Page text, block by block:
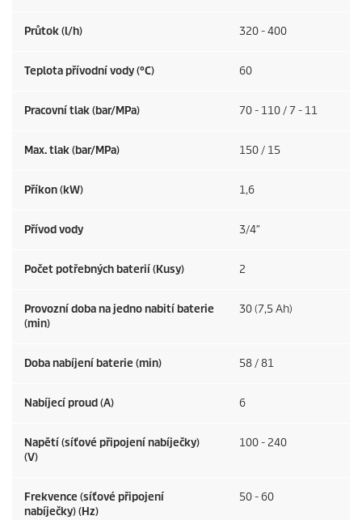
Průtok (l/h) 320 - 400
Teplota přívodní vody (°C) 60
Pracovní tlak (bar/MPa) 70 - 110 / 7 - 11
Max. tlak (bar/MPa) 150 / 15
Příkon (kW) 1,6
Přívod vody 3/4″
Počet potřebných baterií (Kusy) 2
Provozní doba na jedno nabití baterie
(min)
30 (7,5 Ah)
Doba nabíjení baterie (min) 58 / 81
Nabíjecí proud (A) 6
Napětí (síťové připojení nabíječky)
(V)
100 - 240
Frekvence (síťové připojení
nabíječky) (Hz)
50 - 60